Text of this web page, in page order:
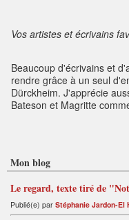
Vos artistes et écrivains
Beaucoup d'écrivains et
rendre grâce à un seul
Dürckheim. J'apprécie
Bateson et Magritte
Mon blog
Le regard, texte tiré de
Publié(e) par Stéphanie Jardon-El